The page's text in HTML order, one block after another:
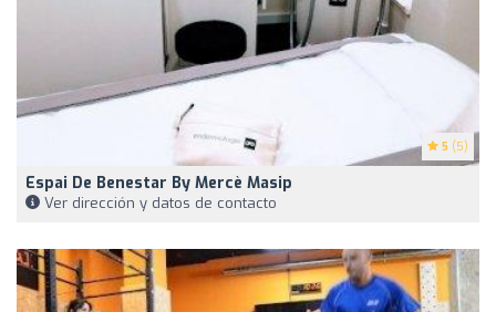
5 (5)
Espai De Benestar By Mercè Masip
Ver dirección y datos de contacto